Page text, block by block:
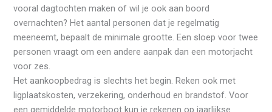
vooral dagtochten maken of wil je ook aan boord
overnachten? Het aantal personen dat je regelmatig
meeneemt, bepaalt de minimale grootte. Een sloep voor twee
personen vraagt om een andere aanpak dan een motorjacht
voor zes.
Het aankoopbedrag is slechts het begin. Reken ook met
ligplaatskosten, verzekering, onderhoud en brandstof. Voor
een gemiddelde motorboot kun je rekenen op jaarlijkse